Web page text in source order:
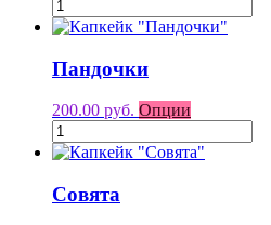
Пандочки
200.00 руб. Опции
Совята